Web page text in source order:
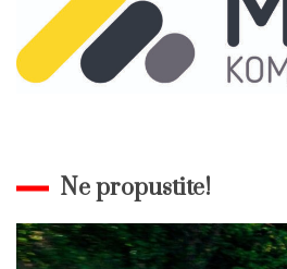
Ne propustite!